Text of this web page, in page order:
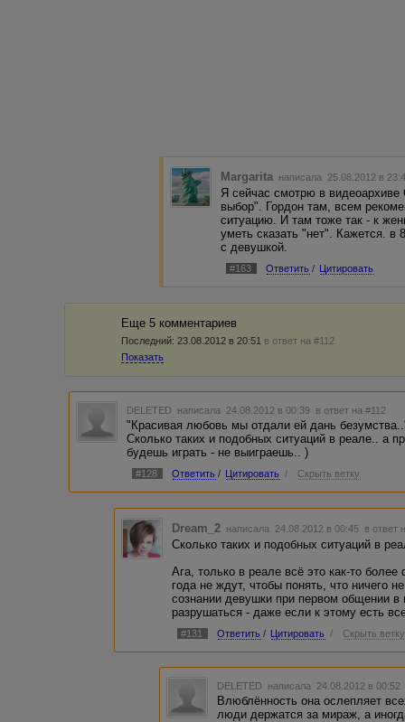
Margarita написала 25.08.2012 в
Я сейчас смотрю в
выбор". Гордон там, всем
ситуацию. И там тоже так - к
уметь сказать "нет". Кажется. в
с девушкой.
#163 Ответить / Цитировать
Еще 5 комментариев
Последний: 23.08.2012 в 20:51 в ответ на #112
Показать
DELETED написала 24.08.2012 в 00:39 в ответ на #112
"Красивая любовь мы отдали ей дань
Сколько таких и подобных ситуаций в реале.. а
будешь играть - не выиграешь.. )
#128 Ответить / Цитировать / Скрыть ветку
Dream_2 написала 24.08.2012 в 00:45 в ответ
Сколько таких и подобных ситуаций в
Ага, только в реале всё это как-то
года не ждут, чтобы понять, что ничего
сознании девушки при первом общении в
разрушаться - даже если к этому есть
#131 Ответить / Цитировать / Скрыть ветку
DELETED написала 24.08.2012 в
Влюблённость она ослепляет
люди держатся за мираж, а